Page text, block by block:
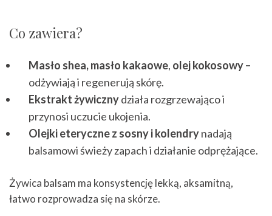
Co zawiera?
Masło shea, masło kakaowe, olej kokosowy –
odżywiają i regenerują skórę.
Ekstrakt żywicznydziała rozgrzewająco i
przynosi uczucie ukojenia.
Olejki eteryczne z sosny i kolendrynadają
balsamowi świeży zapach i działanie odprężające.
Żywica balsam ma konsystencję lekką, aksamitną,
łatwo rozprowadza się na skórze.